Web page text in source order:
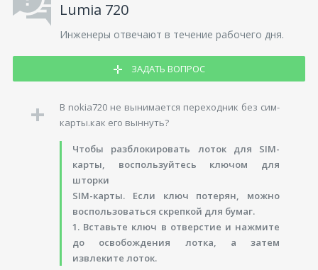
Lumia 720
Инженеры отвечают в течение рабочего дня.
ЗАДАТЬ ВОПРОС
B nokia720 не вынимается переходник без сим-
карты.как его выннуть?
Чтобы разблокировать лоток для SIM-
карты, воспользуйтесь ключом для
шторки
SIM-карты. Если ключ потерян, можно
воспользоваться скрепкой для бумаг.
1. Вставьте ключ в отверстие и нажмите
до освобождения лотка, а затем
извлеките лоток.